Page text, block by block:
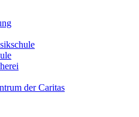
der Caritas